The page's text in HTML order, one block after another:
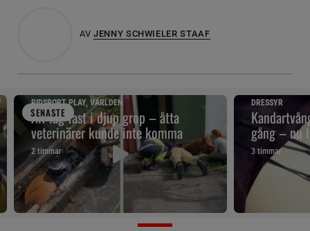
AV JENNY SCHWIELER STAAF
SENASTE
RIDSPORT PLAY, VÄRLDEN
Alf låg fast i djup grop – åtta
veterinärer kunde inte komma
2 timmar
DRESSYR
gång – nu
3 timmar